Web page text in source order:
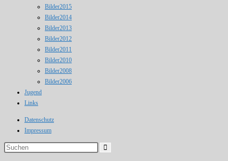
Bilder2015
Bilder2014
Bilder2013
Bilder2012
Bilder2011
Bilder2010
Bilder2008
Bilder2006
Jugend
Links
Datenschutz
Impressum
Diese
Website